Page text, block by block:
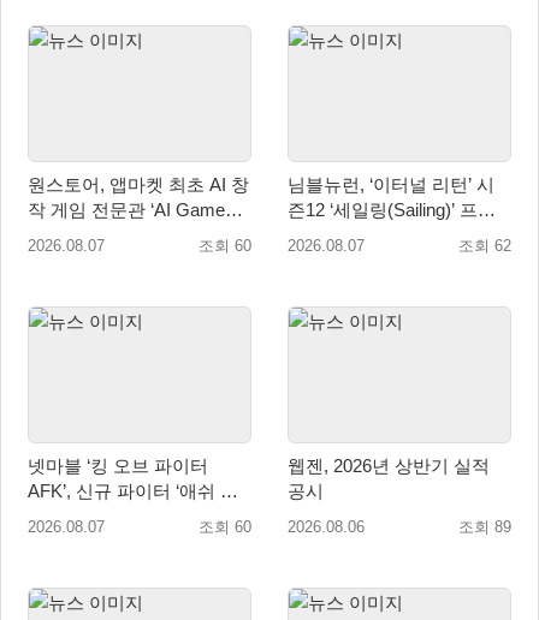
원스토어, 앱마켓 최초 AI 창
작 게임 전문관 ‘AI Games’
오픈
2026.08.07 조회 60
님블뉴런, ‘이터널 리턴’ 시
즌12 ‘세일링(Sailing)’ 프리
시즌 시작
2026.08.07 조회 62
넷마블 ‘킹 오브 파이터
AFK’, 신규 파이터 ‘애쉬 크
림존’ 업데이트
2026.08.07 조회 60
웹젠, 2026년 상반기 실적
공시
2026.08.06 조회 89